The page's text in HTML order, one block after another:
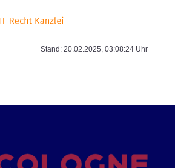
Stand: 20.02.2025, 03:08:24 Uhr